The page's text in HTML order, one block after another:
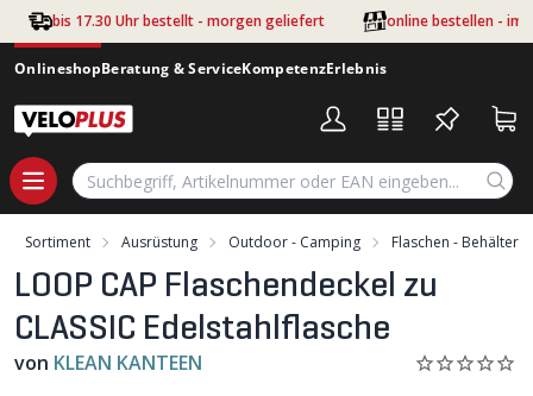
Zum Hauptinhalt springen
bis 17.30 Uhr bestellt - morgen geliefert online bestellen - im
OnlineshopBeratung & ServiceKompetenzErlebnis
Sortiment Ausrüstung Outdoor - Camping Flaschen - Behälter
LOOP CAP Flaschendeckel zu
CLASSIC Edelstahlflasche
von KLEAN KANTEEN